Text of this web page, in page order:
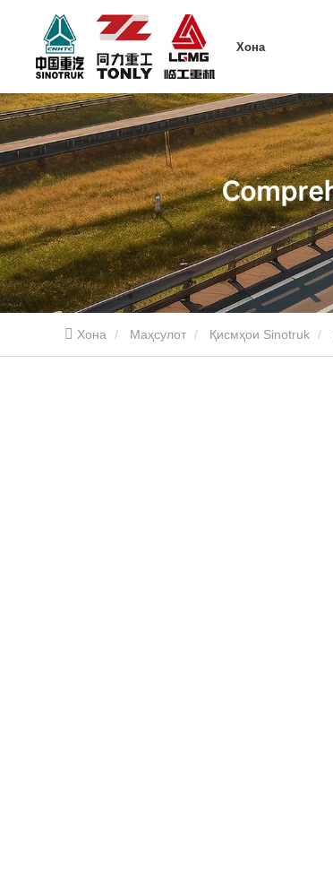
Хона
Хона Маҳсулот Қисмҳои Sinotruk